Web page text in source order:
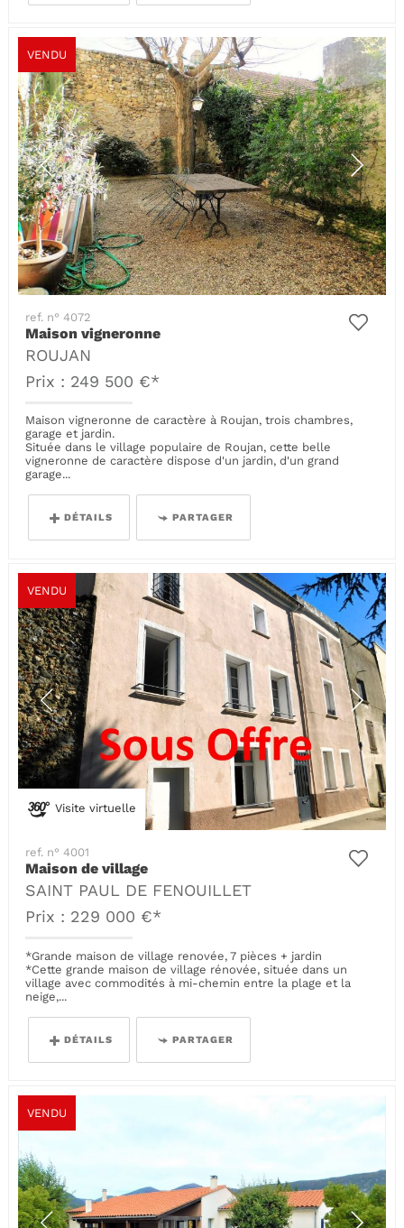
VENDU
ref. n° 4072
Maison vigneronne
ROUJAN
Prix : 249 500 €*
Maison vigneronne de caractère à Roujan, trois chambres,
garage et jardin.
Située dans le village populaire de Roujan, cette belle
vigneronne de caractère dispose d'un jardin, d'un grand
garage...
DÉTAILS PARTAGER
Visite virtuelle
VENDU
ref. n° 4001
Maison de village
SAINT PAUL DE FENOUILLET
Prix : 229 000 €*
*Grande maison de village renovée, 7 pièces + jardin
*Cette grande maison de village rénovée, située dans un
village avec commodités à mi-chemin entre la plage et la
neige,...
DÉTAILS PARTAGER
VENDU